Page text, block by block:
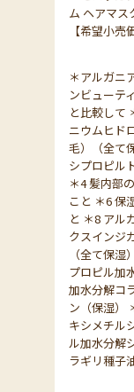
ム ヘアマス
【希望小売
＊アルガニ
ンビューテ
と比較して
ニウムヒド
毛）（全て
シプロピル
＊4 髪内部
こと ＊6 保
と ＊8 アル
クスインジ
（全て保
プロピル加
加水分解コ
ン（保湿）
キシメチル
ル加水分解
ラギリ種子